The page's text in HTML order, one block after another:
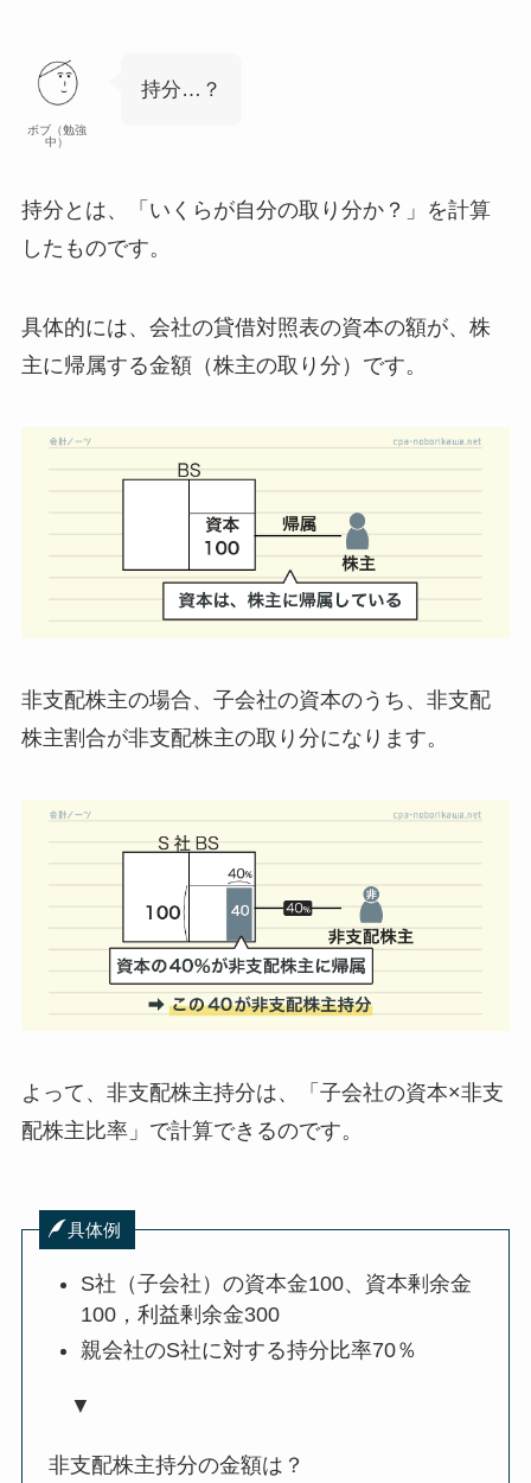
ボブ（勉強
中）
持分…？
持分とは、「いくらが自分の取り分か？」を計算
したものです。
具体的には、会社の貸借対照表の資本の額が、株
主に帰属する金額（株主の取り分） です。
非支配株主の場合、 子会社の資本のうち、非支配
株主割合が非支配株主の取り分になります。
よって、 非支配株主持分は、「子会社の資本×非支
配株主比率」で計算できるのです。
具体例
S社（子会社）の資本金100、資本剰余金
100，利益剰余金300
親会社のS社に対する持分比率70％
▼
非支配株主持分の金額は？